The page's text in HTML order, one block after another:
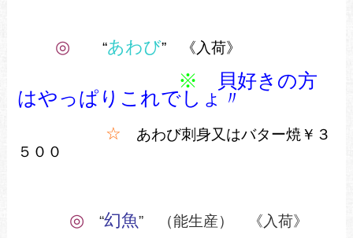
◎ “あわび” 《入荷》
※ 貝好きの方
はやっぱりこれでしょ〃
☆ あわび刺身又はバター焼￥３
５００
◎ “幻魚” （能生産） 《入荷》